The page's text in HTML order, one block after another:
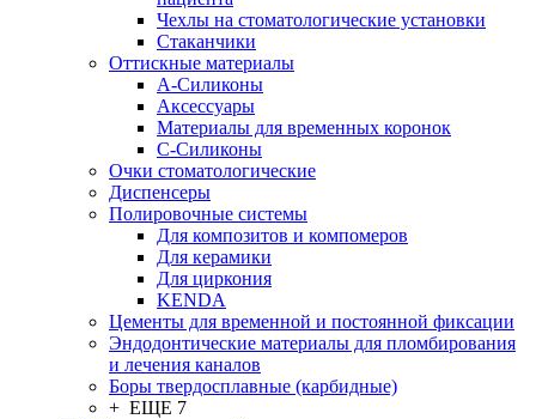
Чехлы на стоматологические установки
Стаканчики
Оттискные материалы
А-Силиконы
Аксессуары
Материалы для временных коронок
С-Силиконы
Очки стоматологические
Диспенсеры
Полировочные системы
Для композитов и компомеров
Для керамики
Для циркония
KENDA
Цементы для временной и постоянной фиксации
Эндодонтические материалы для пломбирования
и лечения каналов
Боры твердосплавные (карбидные)
+ ЕЩЕ 7